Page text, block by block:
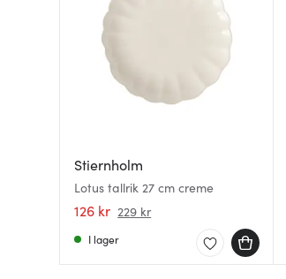
Stiernholm
Lotus tallrik 27 cm creme
126 kr 229 kr
I lager